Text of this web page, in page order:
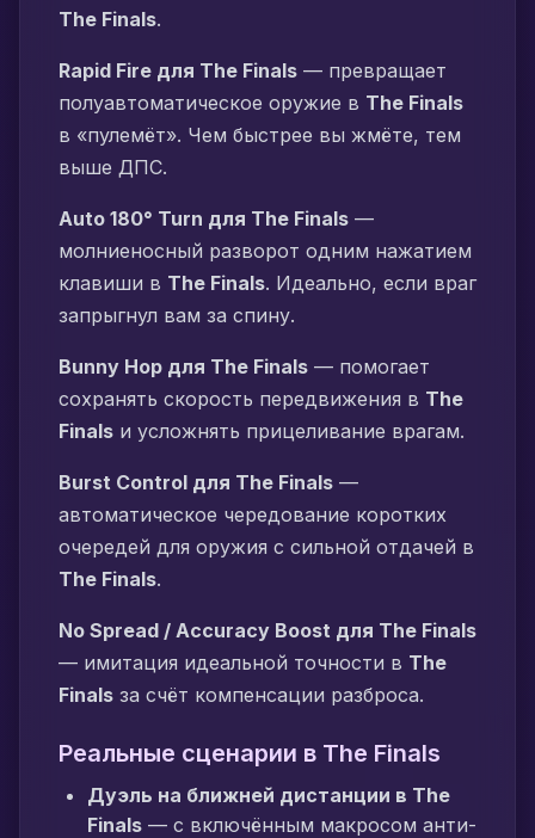
The Finals.
Rapid Fire для The Finals — превращает
полуавтоматическое оружие в The Finals
в «пулемёт». Чем быстрее вы жмёте, тем
выше ДПС.
Auto 180° Turn для The Finals —
молниеносный разворот одним нажатием
клавиши в The Finals. Идеально, если враг
запрыгнул вам за спину.
Bunny Hop для The Finals — помогает
сохранять скорость передвижения в The
Finals и усложнять прицеливание врагам.
Burst Control для The Finals —
автоматическое чередование коротких
очередей для оружия с сильной отдачей в
The Finals.
No Spread / Accuracy Boost для The Finals
— имитация идеальной точности в The
Finals за счёт компенсации разброса.
Реальные сценарии в The Finals
Дуэль на ближней дистанции в The
Finals — с включённым макросом анти-